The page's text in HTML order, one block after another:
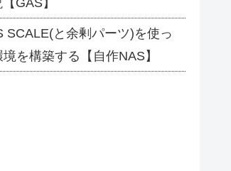
GAS】
SCALE(と余剰パーツ)を使っ
を構築する【自作NAS】